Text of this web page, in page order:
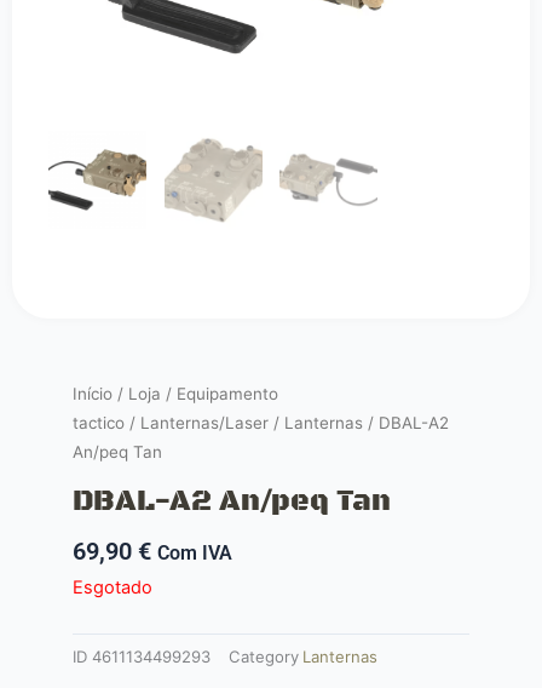
Início / Loja / Equipamento
tactico / Lanternas/Laser / Lanternas / DBAL-A2
An/peq Tan
DBAL-A2 An/peq Tan
69,90 € Com IVA
Esgotado
ID 4611134499293 Category Lanternas